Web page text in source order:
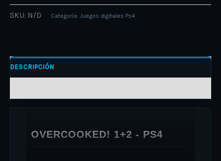
SKU: N/D Categoría: Juegos digitales Ps4
DESCRIPCIÓN
OVERCOOKED! 1+2 - PS4